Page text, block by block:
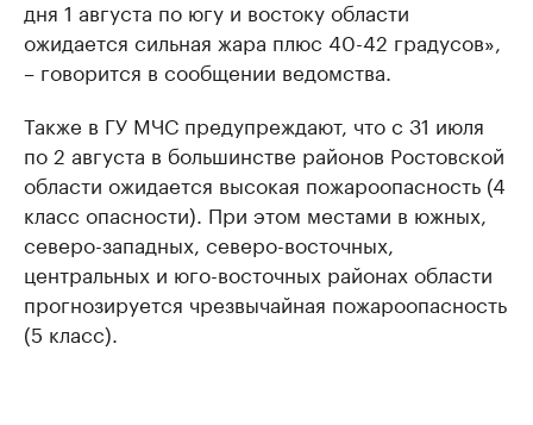
дня 1 августа по югу и востоку области
ожидается сильная жара плюс 40-42 градусов»,
– говорится в сообщении ведомства.
Также в ГУ МЧС предупреждают, что с 31 июля
по 2 августа в большинстве районов Ростовской
области ожидается высокая пожароопасность (4
класс опасности). При этом местами в южных,
северо-западных, северо-восточных,
центральных и юго-восточных районах области
прогнозируется чрезвычайная пожароопасность
(5 класс).